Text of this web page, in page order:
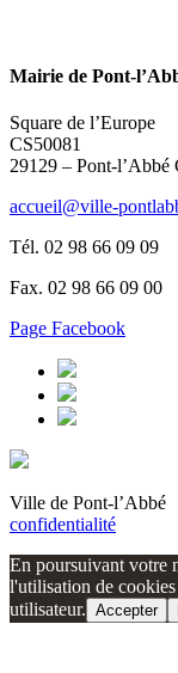
Mairie de Pont-
Square de l’Europe
CS50081
29129 – Pont-l’Abbé
accueil@ville-
Tél. 02 98 66 09 09
Fax. 02 98 66 09 00
Page Facebook
Ville de Pont-
confidentialité
En poursuivant votre
l'utilisation de
utilisateur. Accepter